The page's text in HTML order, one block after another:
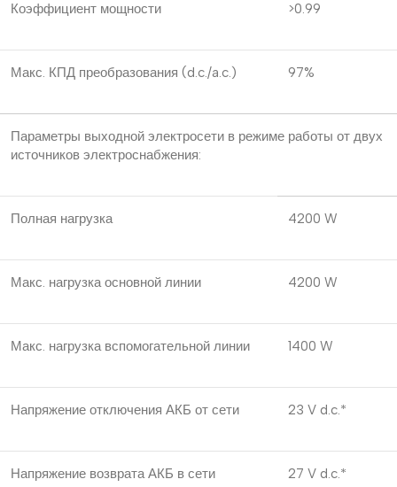
Коэффициент мощности >0.99
Макс. КПД преобразования (d.c./a.c.) 97%
Параметры выходной электросети в режиме работы от двух
источников электроснабжения:
Полная нагрузка 4200 W
Макс. нагрузка основной линии 4200 W
Макс. нагрузка вспомогательной линии 1400 W
Напряжение отключения АКБ от сети 23 V d.c.*
Напряжение возврата АКБ в сети 27 V d.c.*